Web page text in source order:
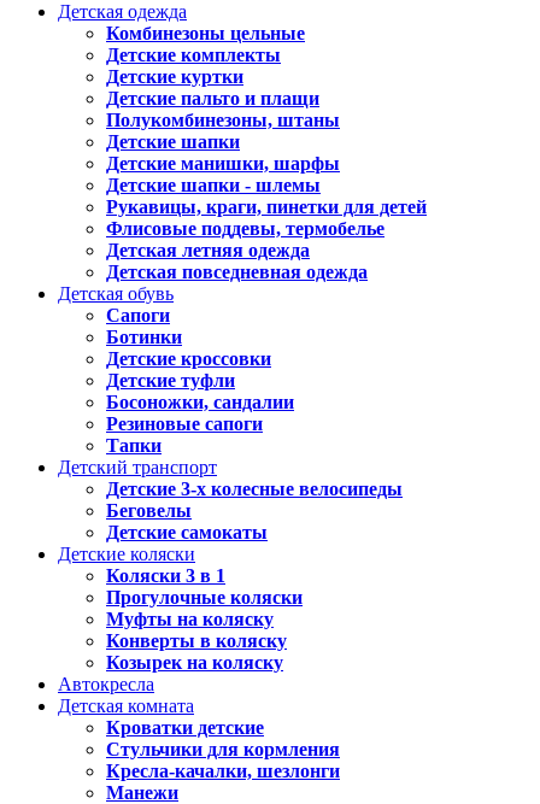
Детская одежда
Комбинезоны цельные
Детские комплекты
Детские куртки
Детские пальто и плащи
Полукомбинезоны, штаны
Детские шапки
Детские манишки, шарфы
Детские шапки - шлемы
Рукавицы, краги, пинетки для детей
Флисовые поддевы, термобелье
Детская летняя одежда
Детская повседневная одежда
Детская обувь
Сапоги
Ботинки
Детские кроссовки
Детские туфли
Босоножки, сандалии
Резиновые сапоги
Тапки
Детский транспорт
Детские 3-х колесные велосипеды
Беговелы
Детские самокаты
Детские коляски
Коляски 3 в 1
Прогулочные коляски
Муфты на коляску
Конверты в коляску
Козырек на коляску
Автокресла
Детская комната
Кроватки детские
Стульчики для кормления
Кресла-качалки, шезлонги
Манежи